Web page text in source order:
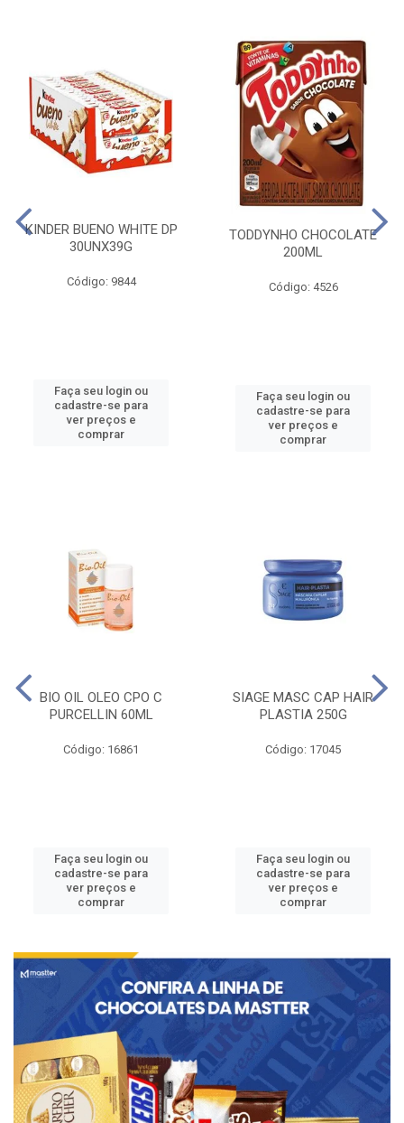
KINDER BUENO WHITE DP
30UNX39G
Código: 9844
Faça seu login ou
cadastre-se para
ver preços e
comprar
TODDYNHO CHOCOLATE
200ML
Código: 4526
Faça seu login ou
cadastre-se para
ver preços e
comprar
BIO OIL OLEO CPO C
PURCELLIN 60ML
Código: 16861
Faça seu login ou
cadastre-se para
ver preços e
comprar
SIAGE MASC CAP HAIR
PLASTIA 250G
Código: 17045
Faça seu login ou
cadastre-se para
ver preços e
comprar